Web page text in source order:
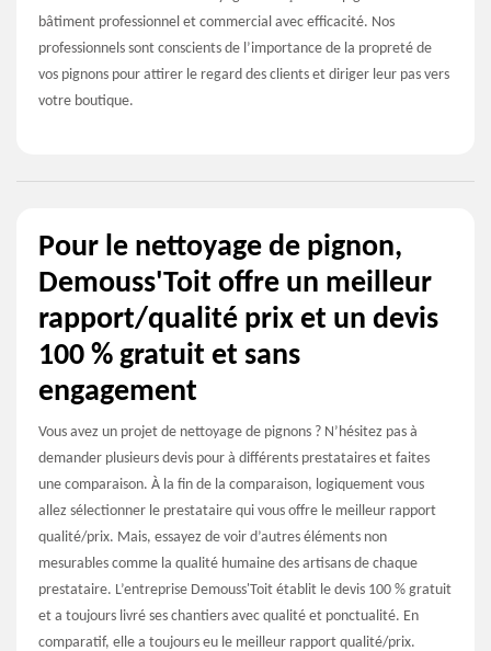
bâtiment professionnel et commercial avec efficacité. Nos
professionnels sont conscients de l’importance de la propreté de
vos pignons pour attirer le regard des clients et diriger leur pas vers
votre boutique.
Pour le nettoyage de pignon,
Demouss'Toit offre un meilleur
rapport/qualité prix et un devis
100 % gratuit et sans
engagement
Vous avez un projet de nettoyage de pignons ? N’hésitez pas à
demander plusieurs devis pour à différents prestataires et faites
une comparaison. À la fin de la comparaison, logiquement vous
allez sélectionner le prestataire qui vous offre le meilleur rapport
qualité/prix. Mais, essayez de voir d’autres éléments non
mesurables comme la qualité humaine des artisans de chaque
prestataire. L’entreprise Demouss'Toit établit le devis 100 % gratuit
et a toujours livré ses chantiers avec qualité et ponctualité. En
comparatif, elle a toujours eu le meilleur rapport qualité/prix.